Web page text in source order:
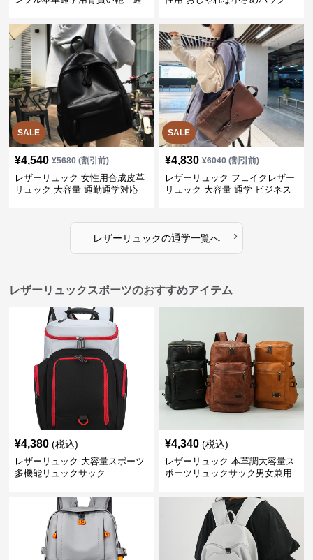
SALE
¥4,540 ¥5680(割引前)
レザーリュック 女性用合成皮革
リュック 大容量 通勤通学対応
SALE
¥4,830 ¥6040(割引前)
レザーリュック フェイクレザー
リュック 大容量 通学 ビジネス
レザーリュックの通学一覧へ ›
レザーリュックスポーツのおすすめアイテム
¥4,380 (税込)
レザーリュック 大容量スポーツ
多機能リュックサック
¥4,340 (税込)
レザーリュック 本革調大容量ス
ポーツリュックサック男女兼用